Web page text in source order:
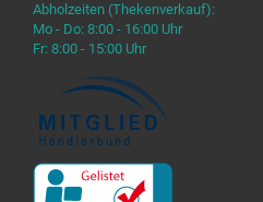
Abholzeiten (Thekenverkauf):
Mo - Do: 8:00 - 16:00 Uhr
Fr: 8:00 - 15:00 Uhr